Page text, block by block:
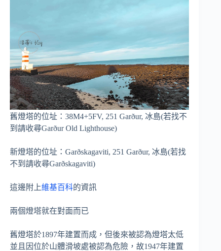
舊燈塔的位址：38M4+5FV, 251 Garður, 冰島(若找不
到請收尋Garður Old Lighthouse)
新燈塔的位址：Garðskagaviti, 251 Garður, 冰島(若找
不到請收尋Garðskagaviti)
這邊附上維基百科的資訊
兩個燈塔就在對面而已
舊燈塔於1897年建置而成，但後來被認為燈塔太低
並且因位於山體滑坡處被認為危險，故1947年建置